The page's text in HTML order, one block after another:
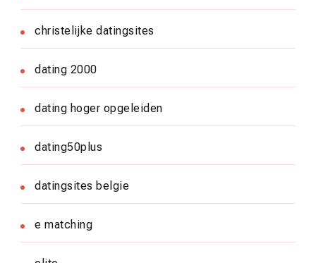
christelijke datingsites
dating 2000
dating hoger opgeleiden
dating50plus
datingsites belgie
e matching